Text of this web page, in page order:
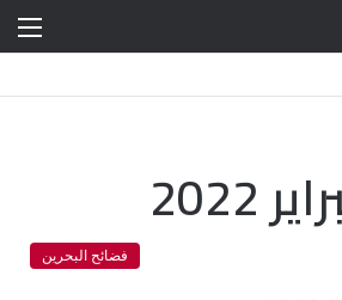
2022
فضائح البحرين